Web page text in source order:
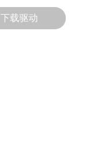
下载驱动